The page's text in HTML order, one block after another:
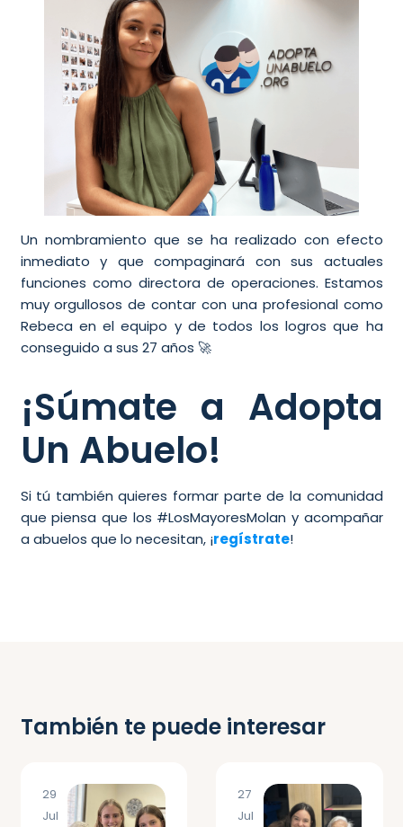
Un nombramiento que se ha realizado con efecto
inmediato y que compaginará con sus actuales
funciones como directora de operaciones. Estamos
muy orgullosos de contar con una profesional como
Rebeca en el equipo y de todos los logros que ha
conseguido a sus 27 años 🚀
¡Súmate a Adopta
Un Abuelo!
Si tú también quieres formar parte de la comunidad
que piensa que los #LosMayoresMolan y acompañar
a abuelos que lo necesitan, ¡regístrate!
También te puede interesar
29
Jul
27
Jul